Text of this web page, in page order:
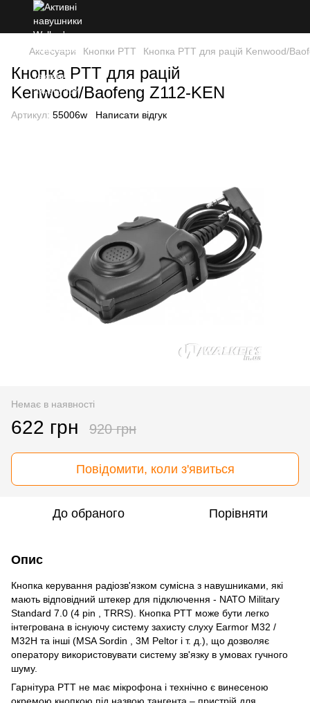
Аксесуари Кнопки PTT Кнопка PTT для рацій Kenwood/
Кнопка PTT для рацій
Kenwood/Baofeng Z112-KEN
Артикул: 55006w Написати відгук
Немає в наявності
622 грн 920 грн
Повідомити, коли з'явиться
До обраного Порівняти
Опис
Кнопка керування радіозв'язком сумісна з навушниками, які
мають відповідний штекер для підключення - NATO Military
Standard 7.0 (4 pin , TRRS). Кнопка PTT може бути легко
інтегрована в існуючу систему захисту слуху Earmor M32 /
M32H та інші (MSA Sordin , 3M Peltor і т. д.), що дозволяє
оператору використовувати систему зв'язку в умовах гучного
шуму.
Гарнітура PTT не має мікрофона і технічно є винесеною
окремою кнопкою під назвою тангента – пристрій для